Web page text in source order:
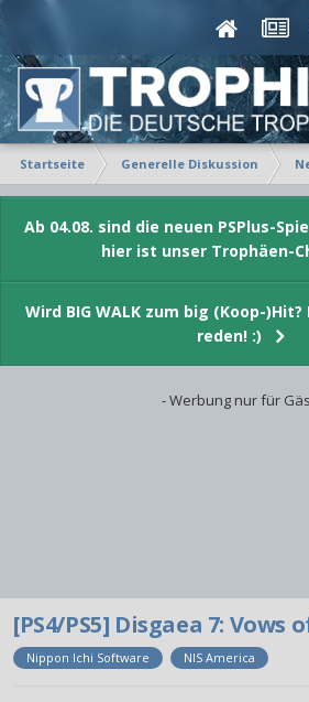
Startseite Generelle Diskussion
Ab 04.08. sind die neuen PSPlus-
hier ist unser Trophäen-
Wird BIG WALK zum big (Koop-
reden! :)
- Werbung nur für
[PS4/PS5] Disgaea 7:
Nippon Ichi Software NIS America